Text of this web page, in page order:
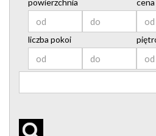
KREDYTY
powierzchnia cena
liczba pokoi